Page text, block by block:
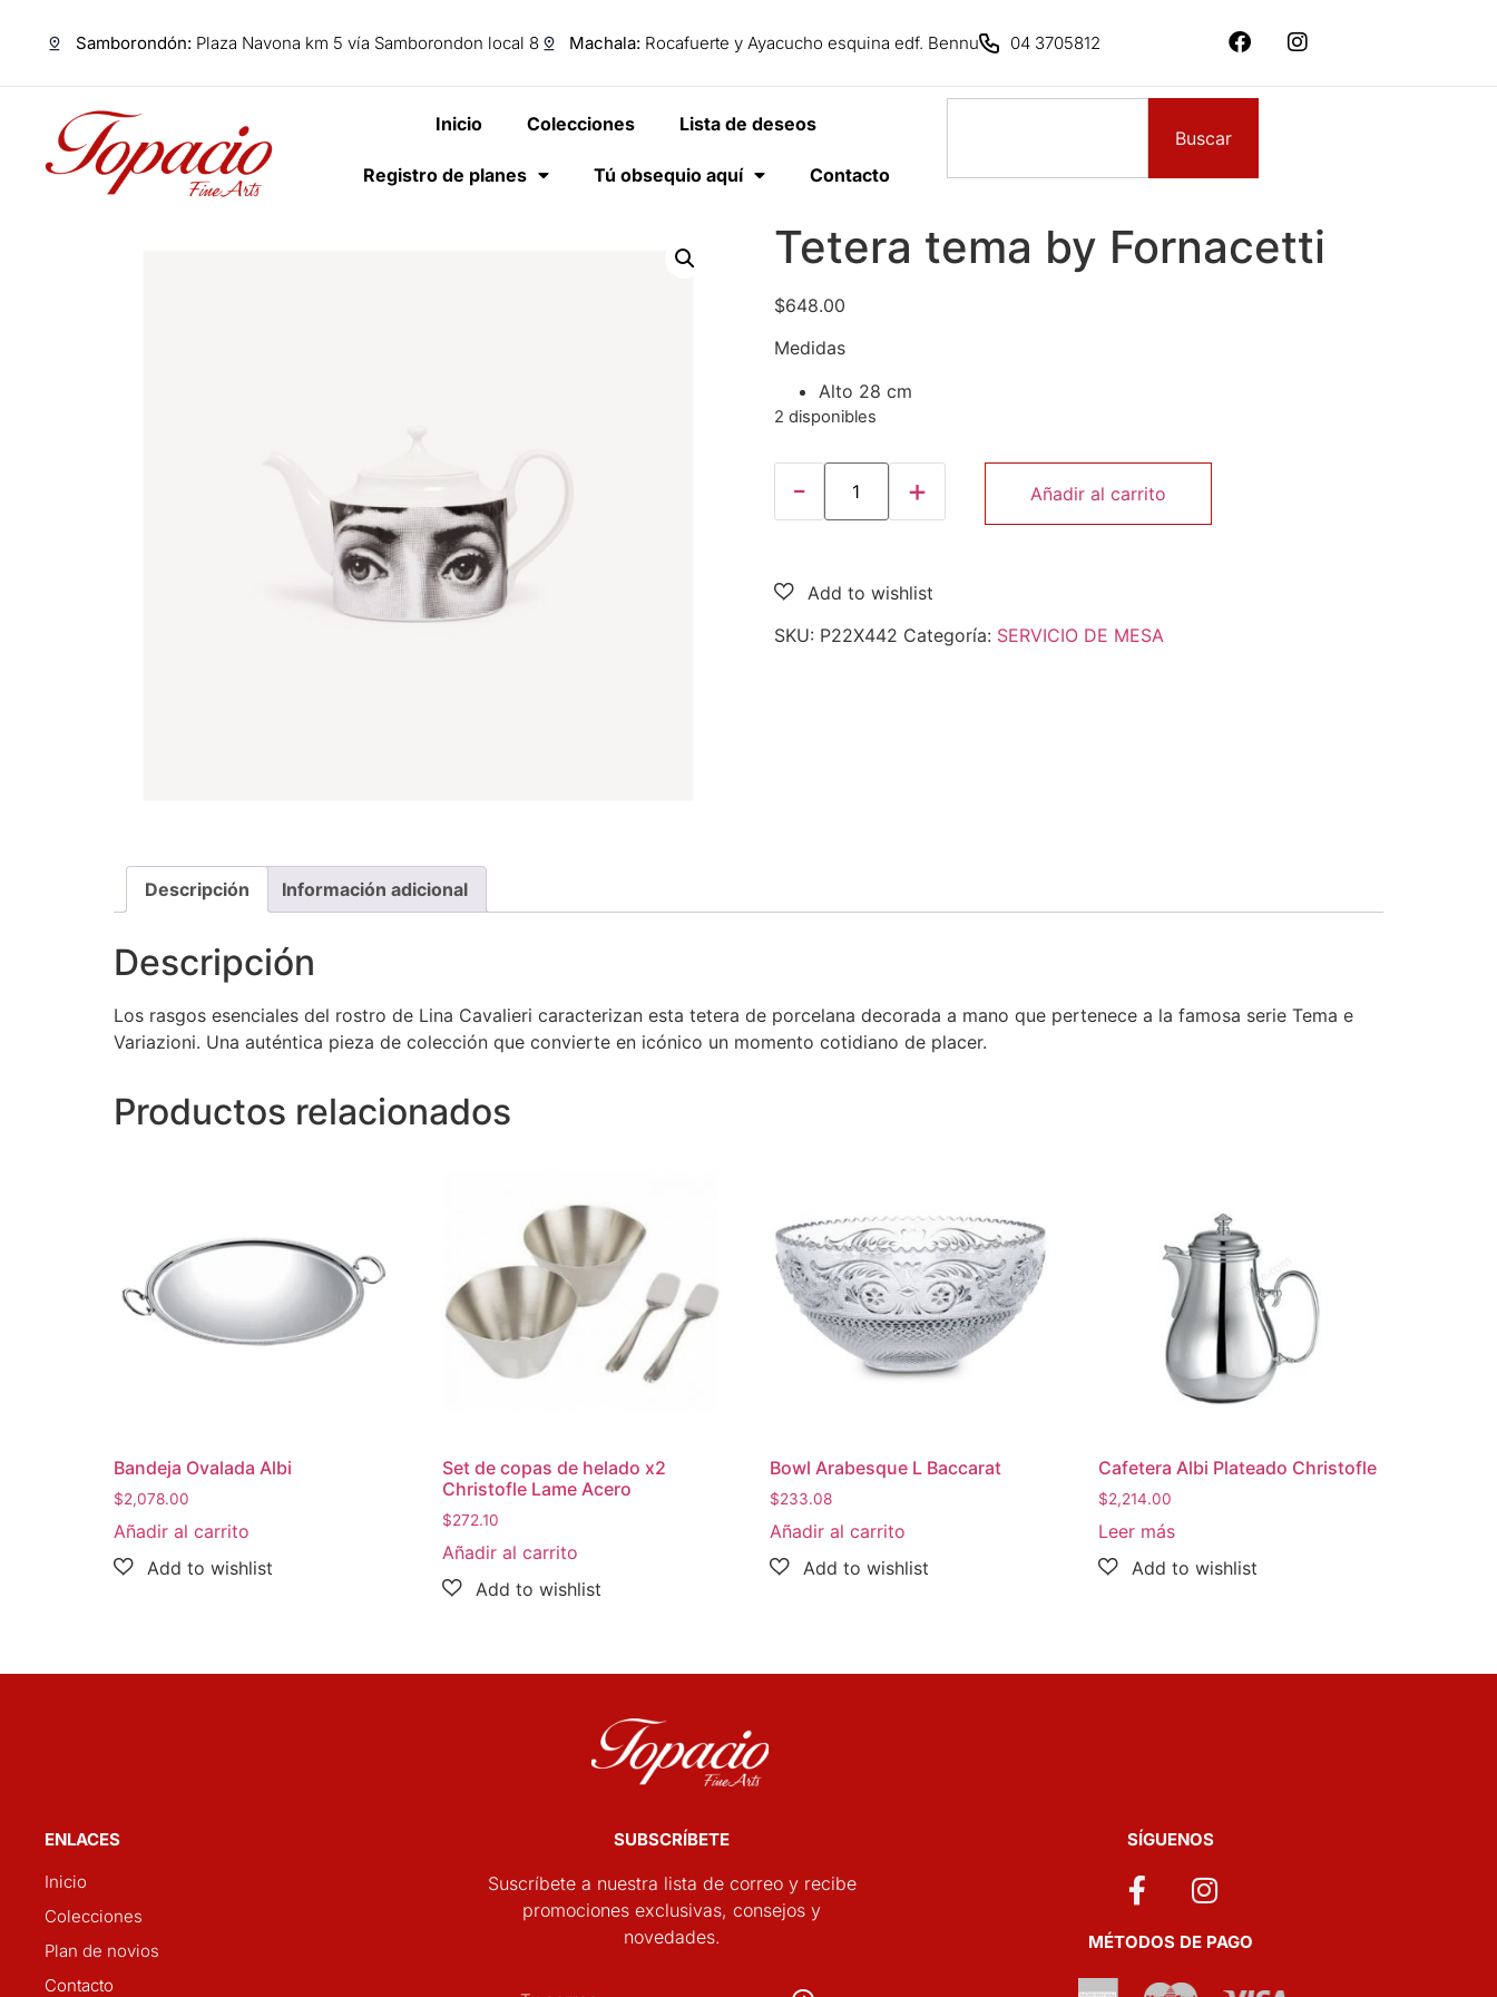
Samborondón: Plaza Navona km 5 vía Samborondon local 8 Machala: Rocafuerte y Ayacucho esquina edf. Bennu 04 3705812
Inicio Colecciones Lista de deseos
Registro de planes Tú obsequio aquí Contacto
Buscar
Tetera tema by Fornacetti
$648.00
Medidas
Alto 28 cm
2 disponibles
Añadir al carrito
SKU: P22X442 Categoría: SERVICIO DE MESA
Descripción Información adicional
Descripción
Los rasgos esenciales del rostro de Lina Cavalieri caracterizan esta tetera de porcelana decorada a mano que pertenece a la famosa serie Tema e
Variazioni. Una auténtica pieza de colección que convierte en icónico un momento cotidiano de placer.
Productos relacionados
Bandeja Ovalada Albi
$2,078.00
Añadir al carrito
Set de copas de helado x2
Christofle Lame Acero
$272.10
Añadir al carrito
Bowl Arabesque L Baccarat
$233.08
Añadir al carrito
Cafetera Albi Plateado Christofle
$2,214.00
Leer más
ENLACES
Inicio
Colecciones
Plan de novios
Contacto
SUBSCRÍBETE
Suscríbete a nuestra lista de correo y recibe
promociones exclusivas, consejos y
novedades.
SÍGUENOS
MÉTODOS DE PAGO